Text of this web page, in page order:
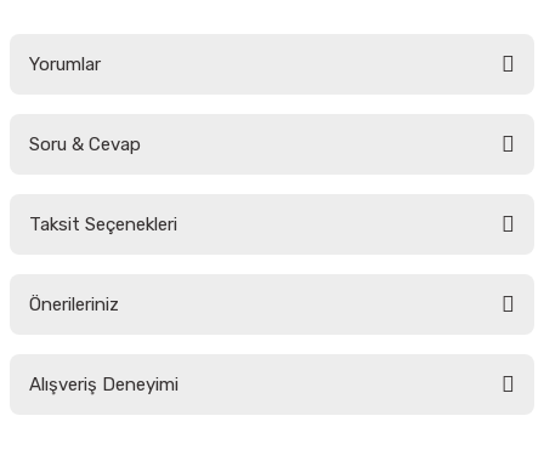
Yorumlar
Soru & Cevap
Taksit Seçenekleri
Önerileriniz
yetersiz gördüğünüz noktaları öneri formunu kullanarak tarafımıza
Alışveriş Deneyimi